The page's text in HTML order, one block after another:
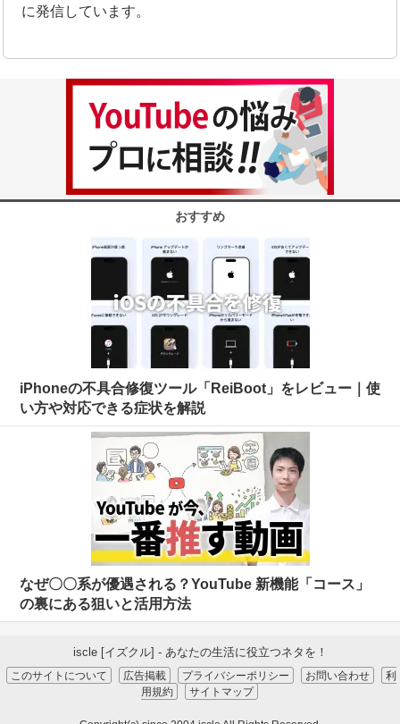
に発信しています。
おすすめ
iPhoneの不具合修復ツール「ReiBoot」をレビュー｜使
い方や対応できる症状を解説
なぜ〇〇系が優遇される？YouTube 新機能「コース」
の裏にある狙いと活用方法
iscle [イズクル] - あなたの生活に役立つネタを！
このサイトについて 広告掲載 プライバシーポリシー お問い合わせ
利
用規約
サイトマップ